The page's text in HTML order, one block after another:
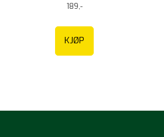
189,-
KJØP